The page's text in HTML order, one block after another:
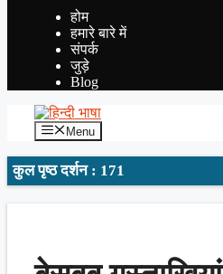
YouTube
होम
हमारे बारे में
संपर्क
जुड़े
Blog
Menu
कुल पृष्ठ दर्शन : 171